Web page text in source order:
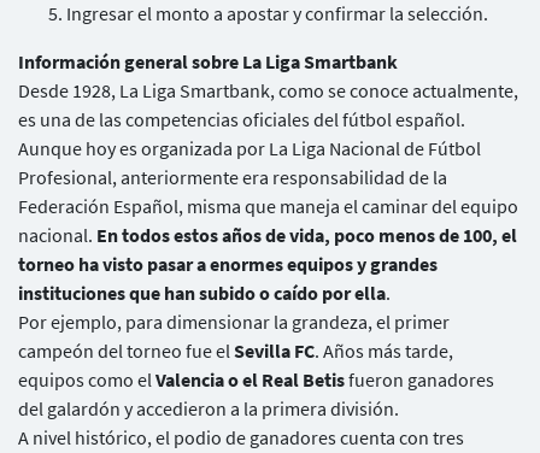
Ingresar el monto a apostar y confirmar la selección.
Información general sobre La Liga Smartbank
Desde 1928, La Liga Smartbank, como se conoce actualmente,
es una de las competencias oficiales del fútbol español.
Aunque hoy es organizada por La Liga Nacional de Fútbol
Profesional, anteriormente era responsabilidad de la
Federación Español, misma que maneja el caminar del equipo
nacional. En todos estos años de vida, poco menos de 100, el
torneo ha visto pasar a enormes equipos y grandes
instituciones que han subido o caído por ella.
Por ejemplo, para dimensionar la grandeza, el primer
campeón del torneo fue elSevilla FC. Años más tarde,
equipos como elValencia o el Real Betisfueron ganadores
del galardón y accedieron a la primera división.
A nivel histórico, el podio de ganadores cuenta con tres